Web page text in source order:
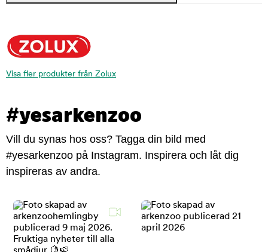
Visa fler produkter från Zolux
#yesarkenzoo
Vill du synas hos oss? Tagga din bild med
#yesarkenzoo på Instagram. Inspirera och låt dig
inspireras av andra.